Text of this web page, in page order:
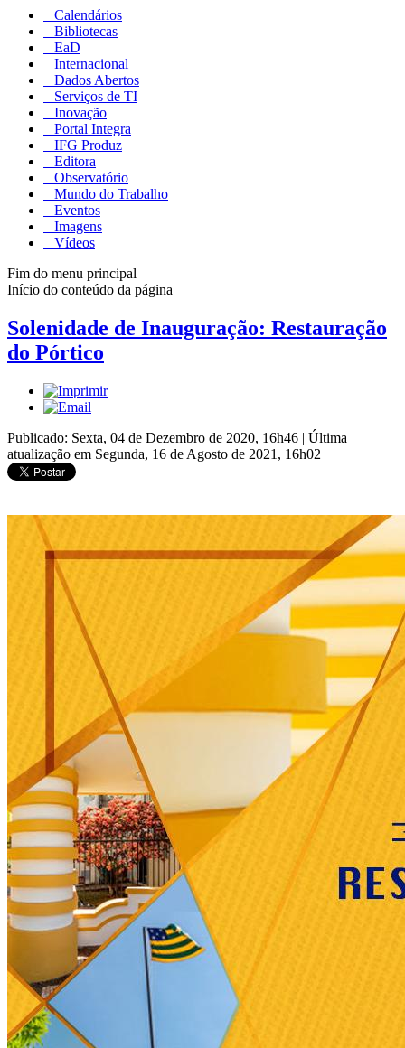
Calendários
Bibliotecas
EaD
Internacional
Dados Abertos
Serviços de TI
Inovação
Portal Integra
IFG Produz
Editora
Observatório
Mundo do Trabalho
Eventos
Imagens
Vídeos
Fim do menu principal
Início do conteúdo da página
Solenidade de Inauguração: Restauração
do Pórtico
Publicado: Sexta, 04 de Dezembro de 2020, 16h46 | Última
atualização em Segunda, 16 de Agosto de 2021, 16h02